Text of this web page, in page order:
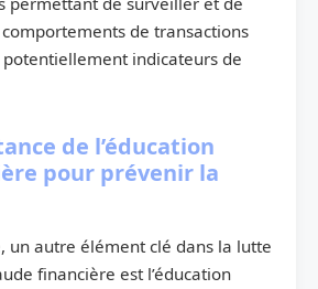
de transactions
indicateurs de
de l’éducation
pour prévenir la
un autre élément clé dans la lutte
financière est l’éducation